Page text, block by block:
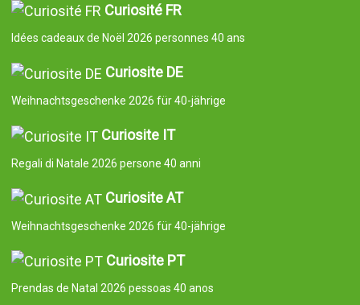
Curiosité FR
Idées cadeaux de Noël 2026 personnes 40 ans
Curiosite DE
Weihnachtsgeschenke 2026 für 40-jährige
Curiosite IT
Regali di Natale 2026 persone 40 anni
Curiosite AT
Weihnachtsgeschenke 2026 für 40-jährige
Curiosite PT
Prendas de Natal 2026 pessoas 40 anos